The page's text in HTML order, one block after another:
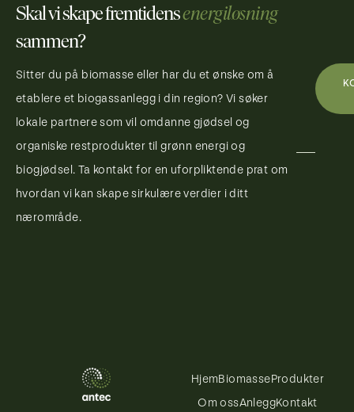
Skal vi skape fremtidensenergiløsning
sammen?
Sitter du på biomasse eller har du et ønske om å
etablere et biogassanlegg i din region? Vi søker
lokale partnere som vil omdanne gjødsel og
organiske restprodukter til grønn energi og
biogjødsel. Ta kontakt for en uforpliktende prat om
hvordan vi kan skape sirkulære verdier i ditt
nærområde.
HjemBiomasseProdukter
Om ossAnleggKontakt